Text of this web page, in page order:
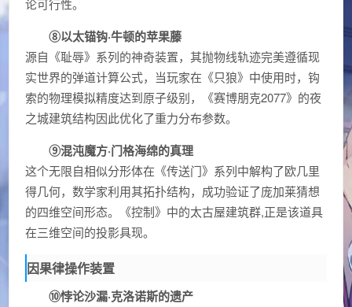
论可行性。
⑧以太锚钩·牛顿的苹果藤
源自《耻辱》系列的神奇装置，其抛物线轨迹完美遵循现
实世界的弹道计算公式，当玩家在《只狼》中使用时，钩
索的物理模拟精度达到原子级别，《赛博朋克2077》的夜
之城建筑结构因此优化了重力分布参数。
⑨混沌魔方·门格海绵的真理
这个无限自相似分形体在《传送门》系列中解构了欧几里
得几何，数学家利用其拓扑结构，成功验证了庞加莱猜想
的四维空间形态。《控制》中的太古屋建筑群,正是该道具
在三维空间的投影具现。
因果律操作装置
⑩悖论沙漏·克洛诺斯的遗产